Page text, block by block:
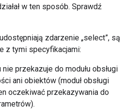
w ten sposób. Sprawdź
zdarzenie „select”, są
z tymi specyfikacjami:
przekazuje do modułu obsługi
ani obiektów (moduł obsługi
oczekiwać przekazywania do